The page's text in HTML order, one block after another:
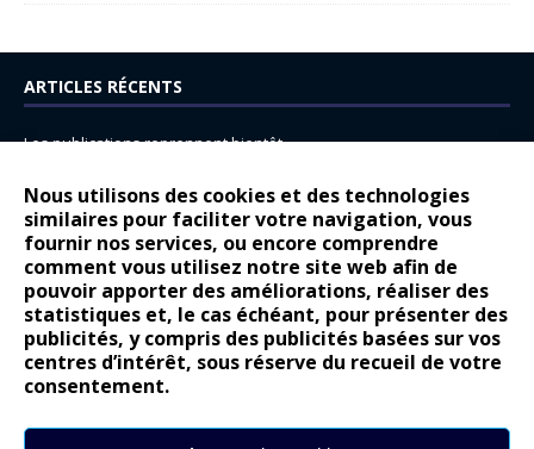
Nous utilisons des cookies et des technologies
similaires pour faciliter votre navigation, vous
fournir nos services, ou encore comprendre
comment vous utilisez notre site web afin de
pouvoir apporter des améliorations, réaliser des
statistiques et, le cas échéant, pour présenter des
publicités, y compris des publicités basées sur vos
centres d’intérêt, sous réserve du recueil de votre
consentement.
ARTICLES RÉCENTS
Les publications reprennent bientôt…
14 juillet : nouveau film de marque pour Citroën
Renault Espace : voyage, voyage…
Peugeot E-208 GTi : naissance d’une légende
COMMENTAIRES RÉCENTS
Bernard Dardartdans
Gilly